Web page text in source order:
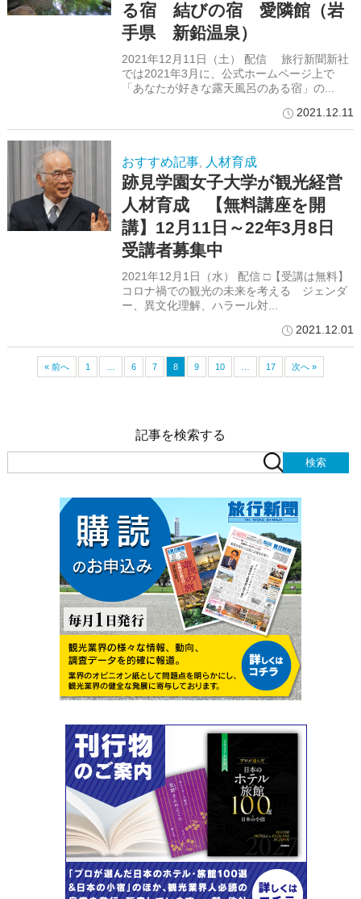
る宿 結びの宿 愛隣館（岩
手県 新鉛温泉）
2021年12月11日（土） 配信 旅行新聞新社
では2021年3月に、公式ホームページ上で
「あなたが好きな露天風呂のある宿」の...
2021.12.11
おすすめ記事, 人材育成
跡見学園女子大学が観光経営
人材育成 【無料講座を開
講】12月11日～22年3月8日
受講者募集中
2021年12月1日（水） 配信 □【受講は無料】
コロナ禍での観光の未来を考える ジェンダ
ー、異文化理解、ハラール対...
2021.12.01
« 前へ 1 6 7 8 9 10 17 次へ »
記事を検索する